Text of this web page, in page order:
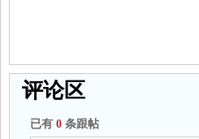
评论区
已有 0 条跟帖